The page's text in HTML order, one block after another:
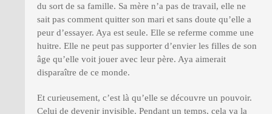
du sort de sa famille. Sa mère n’a pas de travail, elle ne
sait pas comment quitter son mari et sans doute qu’elle a
peur d’essayer. Aya est seule. Elle se referme comme une
huitre. Elle ne peut pas supporter d’envier les filles de son
âge qu’elle voit jouer avec leur père. Aya aimerait
disparaître de ce monde.
Et curieusement, c’est là qu’elle se découvre un pouvoir.
Celui de devenir invisible. Pendant un temps, cela va la